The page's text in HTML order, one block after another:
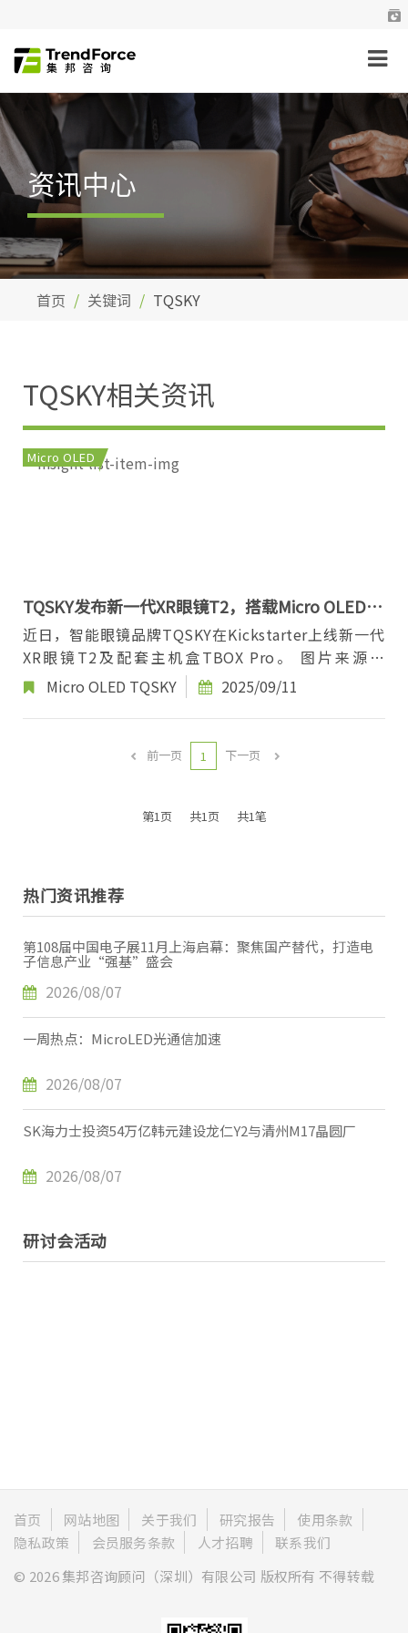
资讯中心
首页 关键词 TQSKY
TQSKY相关资讯
Micro OLED
TQSKY发布新一代XR眼镜T2，搭载Micro OLED方
案
近日，智能眼镜品牌TQSKY在Kickstarter上线新一代
XR眼镜T2及配套主机盒TBOX Pro。 图片来源：
TQSKY 近眼显示光学方面，T2采用0.71英寸Micr...
Micro OLED TQSKY 2025/09/11
前一页 1 下一页
第1页 共1页 共1笔
热门资讯推荐
第108届中国电子展11月上海启幕：聚焦国产替代，打造电
子信息产业“强基”盛会
2026/08/07
一周热点：MicroLED光通信加速
2026/08/07
SK海力士投资54万亿韩元建设龙仁Y2与清州M17晶圆厂
2026/08/07
研讨会活动
首页 网站地图 关于我们 研究报告
使用条款
隐私政策
会员服务条款 人才招聘
联系我们
© 2026 集邦咨询顾问（深圳）有限公司 版权所有 不得转载